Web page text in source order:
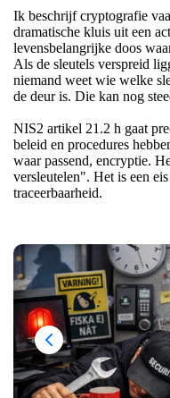
Ik beschrijf cryptografie
dramatische kluis uit een
levensbelangrijke doos
Als de sleutels verspreid
niemand weet wie welke
de deur is. Die kan nog
NIS2 artikel 21.2 h gaat
beleid en procedures
waar passend, encryptie.
versleutelen". Het is een
traceerbaarheid.